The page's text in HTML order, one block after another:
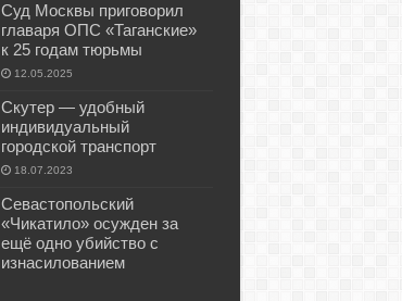
Суд Москвы приговорил
главаря ОПС «Таганские»
к 25 годам тюрьмы
12.05.2025
Скутер — удобный
индивидуальный
городской транспорт
18.07.2023
Севастопольский
«Чикатило» осужден за
ещё одно убийство с
изнасилованием